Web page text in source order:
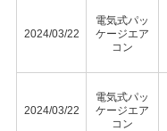
2024/03/22
電気式パッ
ケージエア
コン
2024/03/22
電気式パッ
ケージエア
コン